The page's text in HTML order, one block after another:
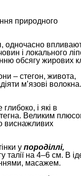
природного
одночасно
і локального
обсягу жирових
– стегон, живота,
м’язові волокна.
і які в
Великим
виснажливих
у породіллі,
на 4–6 см. В
масажем.